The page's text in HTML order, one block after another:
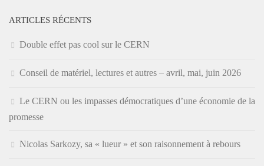
ARTICLES RÉCENTS
Double effet pas cool sur le CERN
Conseil de matériel, lectures et autres – avril, mai, juin 2026
Le CERN ou les impasses démocratiques d’une économie de la
promesse
Nicolas Sarkozy, sa « lueur » et son raisonnement à rebours